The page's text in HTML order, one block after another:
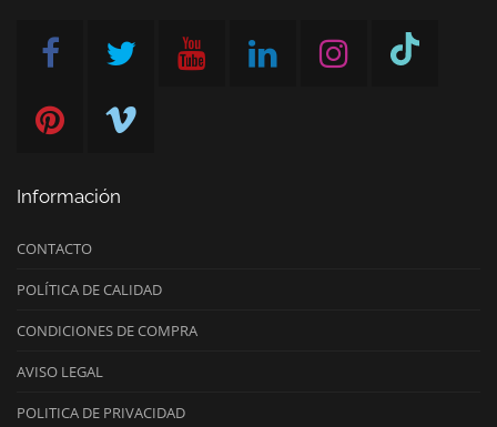
Información
CONTACTO
POLÍTICA DE CALIDAD
CONDICIONES DE COMPRA
AVISO LEGAL
POLITICA DE PRIVACIDAD